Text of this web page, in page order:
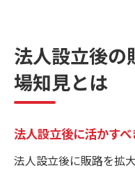
法人設立後の
場知見とは
法人設立後に活かす
法人設立後に販路を拡